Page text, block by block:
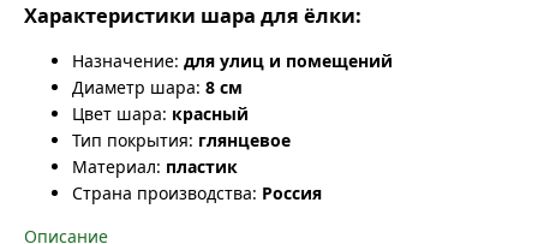
Характеристики шара для ёлки:
Назначение: для улиц и помещений
Диаметр шара: 8 см
Цвет шара: красный
Тип покрытия: глянцевое
Материал: пластик
Страна производства: Россия
Описание